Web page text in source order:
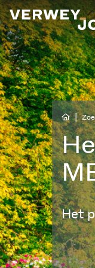
|
Het